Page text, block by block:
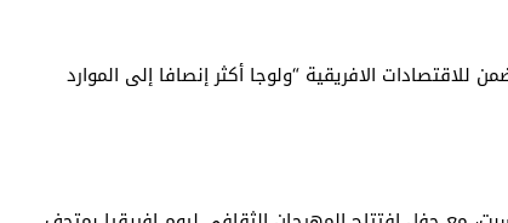
الافريقية “ولوجا أكثر إنصافا إلى الموارد